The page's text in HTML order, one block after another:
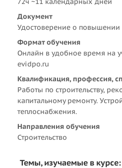
Документ
Удостоверение о
Формат обучения
Онлайн в удобное время на
evidpo.ru
Квалификация, профессия,
Работы по строительству,
капитальному ремонту.
теплоснабжения.
Направления обучения
Строительство
Темы, изучаемые в курсе: